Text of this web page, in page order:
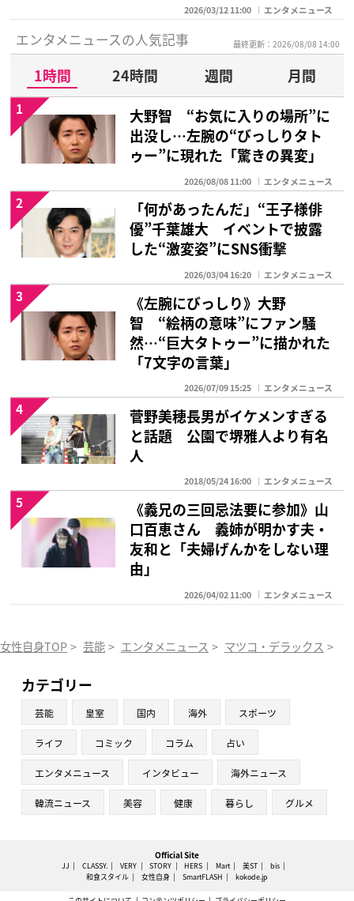
2026/03/12 11:00 エンタメニュース
エンタメニュースの人気記事 最終更新：2026/08/08 14:00
1時間 24時間 週間
月間
大野智 “お気に入りの場所”に
出没し…左腕の“びっしりタト
ゥー”に現れた「驚きの異変」
2026/08/08 11:00 エンタメニュース
1
「何があったんだ」“王子様俳
優”千葉雄大 イベントで披露
した“激変姿”にSNS衝撃
2026/03/04 16:20 エンタメニュース
2
《左腕にびっしり》大野
智 “絵柄の意味”にファン騒
然…“巨大タトゥー”に描かれた
「7文字の言葉」
2026/07/09 15:25 エンタメニュース
3
菅野美穂長男がイケメンすぎる
と話題 公園で堺雅人より有名
人
2018/05/24 16:00 エンタメニュース
4
《義兄の三回忌法要に参加》山
口百恵さん 義姉が明かす夫・
友和と「夫婦げんかをしない理
由」
2026/04/02 11:00 エンタメニュース
5
女性自身TOP > 芸能 > エンタメニュース > マツコ・デラックス >
カテゴリー
芸能 皇室 国内 海外 スポーツ
ライフ コミック コラム 占い
エンタメニュース インタビュー 海外ニュース
韓流ニュース 美容 健康 暮らし グルメ
Official Site
JJ CLASSY. VERY STORY HERS Mart 美ST
bis
和食スタイル
女性自身 SmartFLASH kokode.jp